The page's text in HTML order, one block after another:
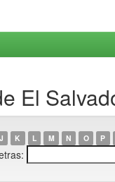
El
J K L M N O P